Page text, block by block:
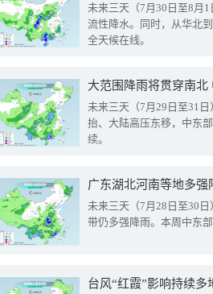
未来三天（7月30日至8月
流性降水。同时，从华北
全天候在线。
大范围降雨将贯穿南
未来三天（7月29日至31
抬、大陆高压东移，中东
续。
广东湖北河南等地多
未来三天（7月28日至30
带仍多强降雨。本周中东
台风“红霞”影响持续